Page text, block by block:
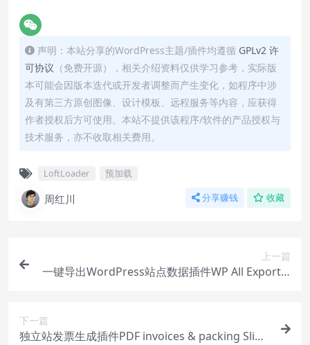
声明：本站分享的WordPress主题/插件均遵循 GPLv2 许
可协议 （免费开源），相关介绍资料仅供学习参考，实际版
本可能会因版本迭代或开发者调整而产生变化，如程序中涉
及有第三方原创图像、设计模板、远程服务等内容，应获得
作者授权后方可使用。本站不提供该程序/软件的产品授权与
技术服务，亦不收取相关费用。
LoftLoader 预加载
周红川 分享赚钱 收藏
上一篇
一键导出WordPress站点数据插件WP All Export P
下一篇
独立站发票生成插件PDF invoices & packing Slips